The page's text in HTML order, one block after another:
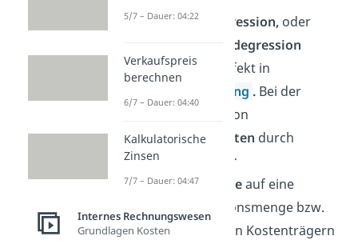
Die Fixkostendegression, oder
Stückkostendegression
genannt, ist ein Effekt in
Kostenrechnung . Bei der
Fixkostendegression
werden dieFixkosten durch
eineErhöhung der
Produktionsmengeauf eine
größere Produktionsmenge bzw.
eine höhere Zahl an Kostenträgern
5/7 – Dauer: 04:22
Verkaufspreis
berechnen
6/7 – Dauer: 04:40
Kalkulatorische
Zinsen
7/7 – Dauer: 04:47
Internes Rechnungswesen
Grundlagen Kosten